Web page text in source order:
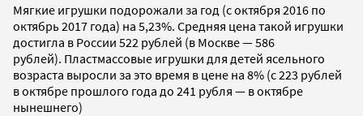
Мягкие игрушки подорожали за год (с октября 2016 по
октябрь 2017 года) на 5,23%. Средняя цена такой игрушки
достигла в России 522 рублей (в Москве — 586
рублей). Пластмассовые игрушки для детей ясельного
возраста выросли за это время в цене на 8% (с 223 рублей
в октябре прошлого года до 241 рубля — в октябре
нынешнего)